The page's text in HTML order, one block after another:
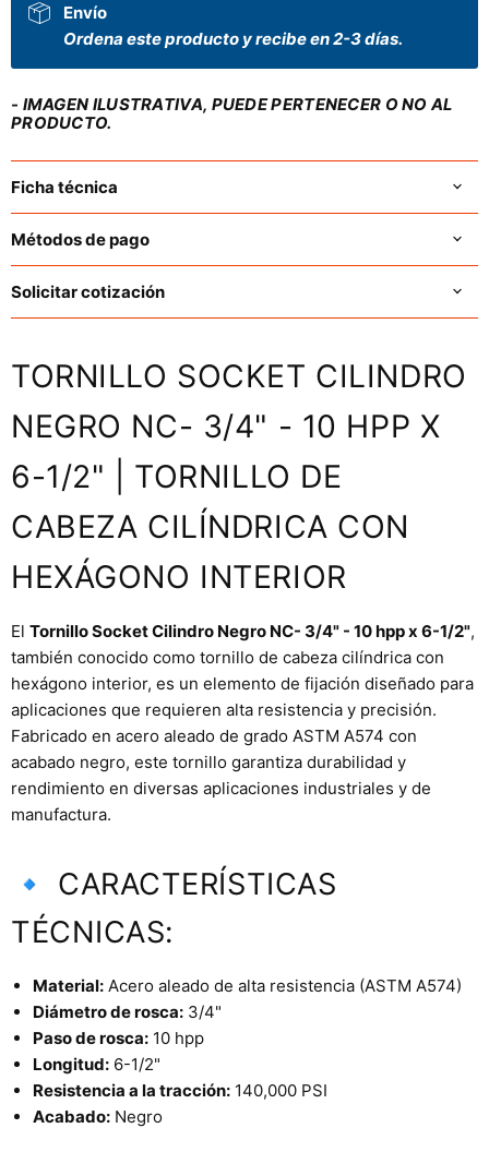
Envío
Ordena este producto y recibe en 2-3 días.
- IMAGEN ILUSTRATIVA, PUEDE PERTENECER O NO AL
PRODUCTO.
Ficha técnica
Métodos de pago
Solicitar cotización
TORNILLO SOCKET CILINDRO
NEGRO NC- 3/4" - 10 HPP X
6-1/2" | TORNILLO DE
CABEZA CILÍNDRICA CON
HEXÁGONO INTERIOR
El Tornillo Socket Cilindro Negro NC- 3/4" - 10 hpp x 6-1/2",
también conocido como tornillo de cabeza cilíndrica con
hexágono interior, es un elemento de fijación diseñado para
aplicaciones que requieren alta resistencia y precisión.
Fabricado en acero aleado de grado ASTM A574 con
acabado negro, este tornillo garantiza durabilidad y
rendimiento en diversas aplicaciones industriales y de
manufactura.
🔹 CARACTERÍSTICAS
TÉCNICAS:
Material: Acero aleado de alta resistencia (ASTM A574)
Diámetro de rosca: 3/4"
Paso de rosca: 10 hpp
Longitud: 6-1/2"
Resistencia a la tracción: 140,000 PSI
Acabado: Negro